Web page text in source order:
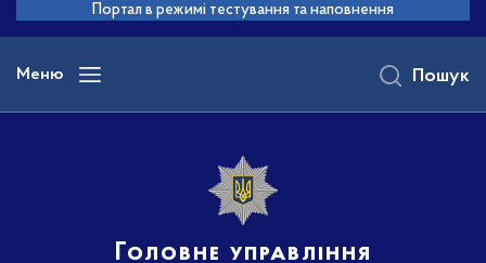
основного
вмісту
Портал в режимі тестування та наповнення
Меню
Головне управління
Пошук